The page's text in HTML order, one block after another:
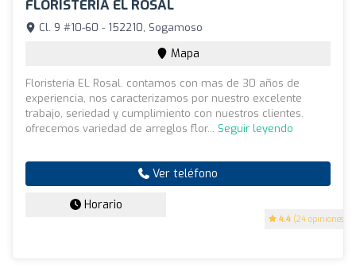
FLORISTERIA EL ROSAL
4.4 (24 opiniones)
Cl. 9 #10-60 - 152210, Sogamoso
Mapa
Floristería EL Rosal. contamos con mas de 30 años de
experiencia, nos caracterizamos por nuestro excelente
trabajo, seriedad y cumplimiento con nuestros clientes.
ofrecemos variedad de arreglos flor... Seguir leyendo
Ver teléfono
Horario